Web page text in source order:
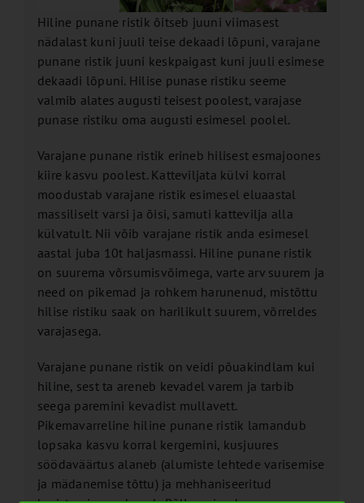
Hiline punane ristik õitseb juuni viimasest
nädalast kuni juuli teise dekaadi lõpuni, varajane
punane ristik juuni keskpaigast kuni juuli esimese
dekaadi lõpuni. Hilise punase ristiku seeme
valmib alates augusti teisest poolest, varajase
punase ristiku oma augusti esimesel poolel.
Varajane punane ristik erineb hilisest esmajoones
kiire kasvu poolest. Katteviljata külvi korral
moodustab varajane ristik esimesel eluaastal
massiliselt varsi ja õisi, samuti kattevilja alla
külvatult. Nii võib varajane ristik anda esimesel
aastal juba 10t haljasmassi. Hiline punane ristik
on suurema võrsumisvõimega, varte arv suurem ja
need on pikemad ja rohkem harunenud, mistõttu
hilise ristiku saak on harilikult suurem, võrreldes
varajasega.
Varajane punane ristik on veidi põuakindlam kui
hiline, sest ta areneb kevadel varem ja tarbib
seega paremini kevadist mullavett.
Pikemavarreline hiline punane ristik lamandub
lopsaka kasvu korral kergemini, kusjuures
söödaväärtus alaneb (alumiste lehtede varisemise
ja mädanemise tõttu) ja mehhaniseeritud